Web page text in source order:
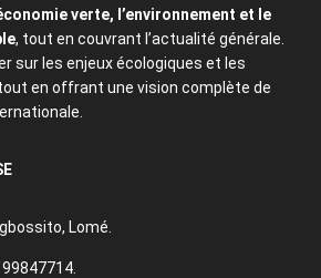
verte, l’environnement et le
, tout en couvrant l’actualité générale.
sur les enjeux écologiques et les
en offrant une vision complète de
Lomé.